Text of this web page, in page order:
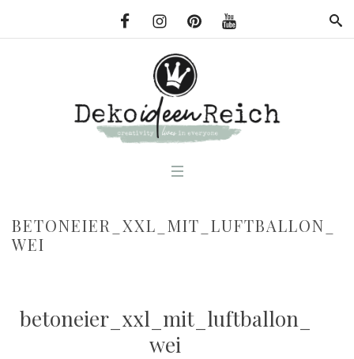
BETONEIER_XXL_MIT_LUFTBALLON_
WEI
betoneier_xxl_mit_luftballon_
wei